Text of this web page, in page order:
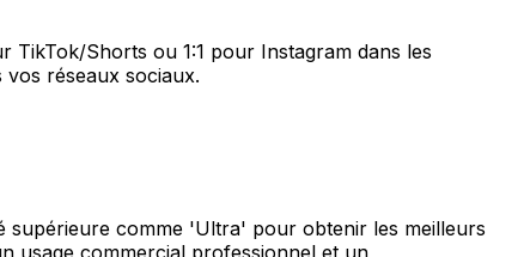
Shorts ou 1:1 pour Instagram dans les
réseaux sociaux.
supérieure comme 'Ultra' pour obtenir les meilleurs
usage commercial professionnel et un